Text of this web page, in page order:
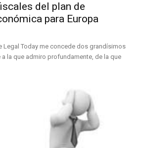
del plan de
para Europa
Legal Today me concede dos grandísimos
la que admiro profundamente, de la que